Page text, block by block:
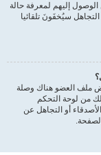
إليهم لمعرفة حالة
سيُخفَونَ تلقائيا
ملف العضو هناك وصلة
من لوحة التحكم
أو التجاهل عن